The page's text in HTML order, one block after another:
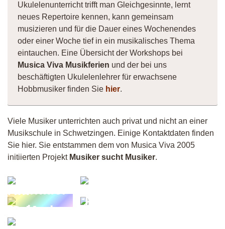
Ukulelenunterricht trifft man Gleichgesinnte, lernt
neues Repertoire kennen, kann gemeinsam
musizieren und für die Dauer eines Wochenendes
oder einer Woche tief in ein musikalisches Thema
eintauchen. Eine Übersicht der Workshops bei
Musica Viva Musikferien und der bei uns
beschäftigten Ukulelenlehrer für erwachsene
Hobbmusiker finden Sie hier.
Viele Musiker unterrichten auch privat und nicht an einer
Musikschule in Schwetzingen. Einige Kontaktdaten finden
Sie hier. Sie entstammen dem von Musica Viva 2005
initiierten Projekt Musiker sucht Musiker.
Schader
Tim
Stolzmann
Matthias
IG:Markus